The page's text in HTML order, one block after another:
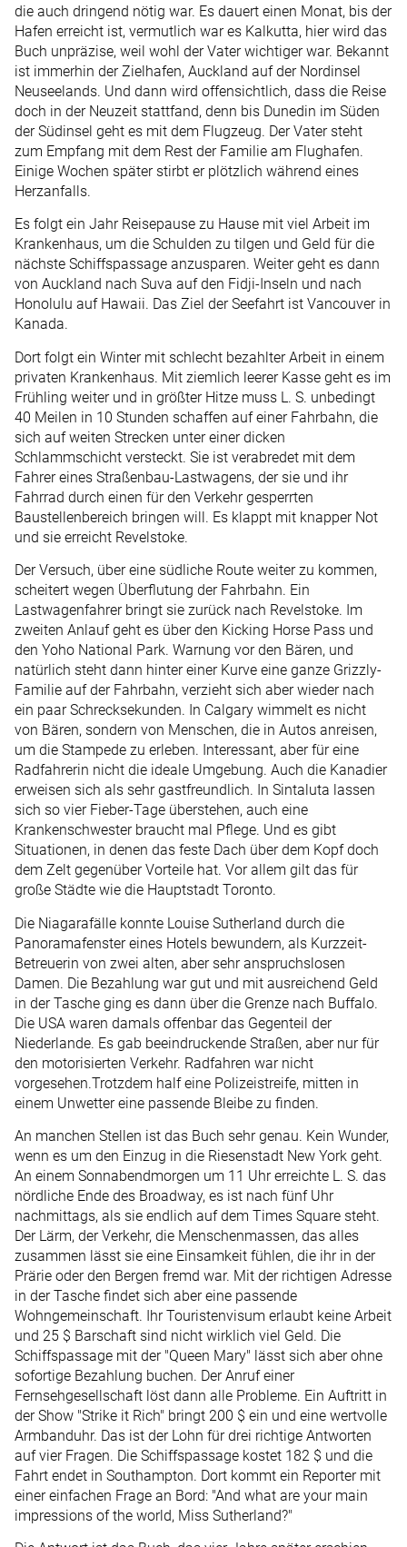
die auch dringend nötig war. Es dauert einen Monat, bis der
Hafen erreicht ist, vermutlich war es Kalkutta, hier wird das
Buch unpräzise, weil wohl der Vater wichtiger war. Bekannt
ist immerhin der Zielhafen, Auckland auf der Nordinsel
Neuseelands. Und dann wird offensichtlich, dass die Reise
doch in der Neuzeit stattfand, denn bis Dunedin im Süden
der Südinsel geht es mit dem Flugzeug. Der Vater steht
zum Empfang mit dem Rest der Familie am Flughafen.
Einige Wochen später stirbt er plötzlich während eines
Herzanfalls.
Es folgt ein Jahr Reisepause zu Hause mit viel Arbeit im
Krankenhaus, um die Schulden zu tilgen und Geld für die
nächste Schiffspassage anzusparen. Weiter geht es dann
von Auckland nach Suva auf den Fidji-Inseln und nach
Honolulu auf Hawaii. Das Ziel der Seefahrt ist Vancouver in
Kanada.
Dort folgt ein Winter mit schlecht bezahlter Arbeit in einem
privaten Krankenhaus. Mit ziemlich leerer Kasse geht es im
Frühling weiter und in größter Hitze muss L. S. unbedingt
40 Meilen in 10 Stunden schaffen auf einer Fahrbahn, die
sich auf weiten Strecken unter einer dicken
Schlammschicht versteckt. Sie ist verabredet mit dem
Fahrer eines Straßenbau-Lastwagens, der sie und ihr
Fahrrad durch einen für den Verkehr gesperrten
Baustellenbereich bringen will. Es klappt mit knapper Not
und sie erreicht Revelstoke.
Der Versuch, über eine südliche Route weiter zu kommen,
scheitert wegen Überflutung der Fahrbahn. Ein
Lastwagenfahrer bringt sie zurück nach Revelstoke. Im
zweiten Anlauf geht es über den Kicking Horse Pass und
den Yoho National Park. Warnung vor den Bären, und
natürlich steht dann hinter einer Kurve eine ganze Grizzly-
Familie auf der Fahrbahn, verzieht sich aber wieder nach
ein paar Schrecksekunden. In Calgary wimmelt es nicht
von Bären, sondern von Menschen, die in Autos anreisen,
um die Stampede zu erleben. Interessant, aber für eine
Radfahrerin nicht die ideale Umgebung. Auch die Kanadier
erweisen sich als sehr gastfreundlich. In Sintaluta lassen
sich so vier Fieber-Tage überstehen, auch eine
Krankenschwester braucht mal Pflege. Und es gibt
Situationen, in denen das feste Dach über dem Kopf doch
dem Zelt gegenüber Vorteile hat. Vor allem gilt das für
große Städte wie die Hauptstadt Toronto.
Die Niagarafälle konnte Louise Sutherland durch die
Panoramafenster eines Hotels bewundern, als Kurzzeit-
Betreuerin von zwei alten, aber sehr anspruchslosen
Damen. Die Bezahlung war gut und mit ausreichend Geld
in der Tasche ging es dann über die Grenze nach Buffalo.
Die USA waren damals offenbar das Gegenteil der
Niederlande. Es gab beeindruckende Straßen, aber nur für
den motorisierten Verkehr. Radfahren war nicht
vorgesehen.Trotzdem half eine Polizeistreife, mitten in
einem Unwetter eine passende Bleibe zu finden.
An manchen Stellen ist das Buch sehr genau. Kein Wunder,
wenn es um den Einzug in die Riesenstadt New York geht.
An einem Sonnabendmorgen um 11 Uhr erreichte L. S. das
nördliche Ende des Broadway, es ist nach fünf Uhr
nachmittags, als sie endlich auf dem Times Square steht.
Der Lärm, der Verkehr, die Menschenmassen, das alles
zusammen lässt sie eine Einsamkeit fühlen, die ihr in der
Prärie oder den Bergen fremd war. Mit der richtigen Adresse
in der Tasche findet sich aber eine passende
Wohngemeinschaft. Ihr Touristenvisum erlaubt keine Arbeit
und 25 $ Barschaft sind nicht wirklich viel Geld. Die
Schiffspassage mit der "Queen Mary" lässt sich aber ohne
sofortige Bezahlung buchen. Der Anruf einer
Fernsehgesellschaft löst dann alle Probleme. Ein Auftritt in
der Show "Strike it Rich" bringt 200 $ ein und eine wertvolle
Armbanduhr. Das ist der Lohn für drei richtige Antworten
auf vier Fragen. Die Schiffspassage kostet 182 $ und die
Fahrt endet in Southampton. Dort kommt ein Reporter mit
einer einfachen Frage an Bord: "And what are your main
impressions of the world, Miss Sutherland?"